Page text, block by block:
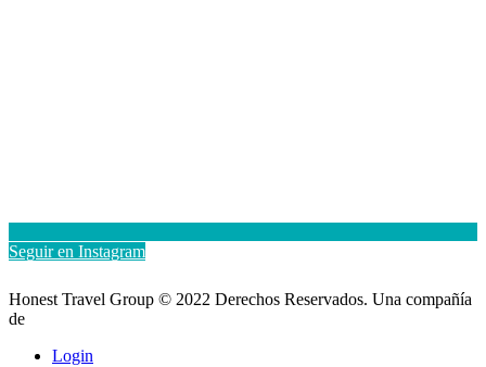
Seguir en Instagram
Honest Travel Group ©️ 2022 Derechos Reservados. Una compañía
de
Login